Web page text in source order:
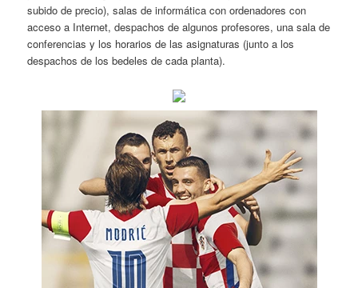
subido de precio), salas de informática con ordenadores con
acceso a Internet, despachos de algunos profesores, una sala de
conferencias y los horarios de las asignaturas (junto a los
despachos de los bedeles de cada planta).